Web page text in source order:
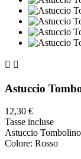
 
Astuccio
12,30 €
Tasse incluse
Astuccio
Colore: Rosso